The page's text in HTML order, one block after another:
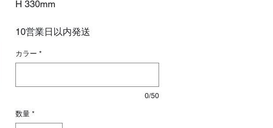
H 330mm
10営業日以内発送
カラー *
0/50
数量 *